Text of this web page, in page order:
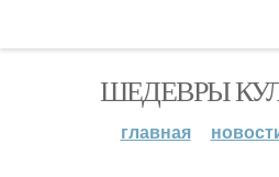
ШЕДЕВРЫ
главная